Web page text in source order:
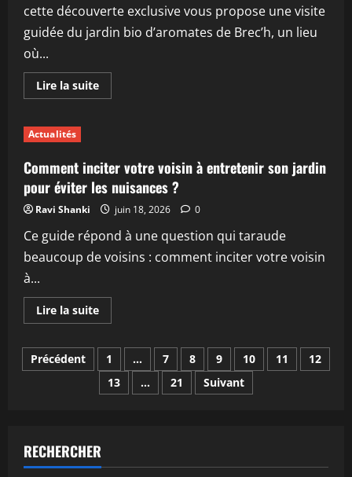
performants
et
tendance
cette découverte exclusive vous propose une visite
guidée du jardin bio d’aromates de Brec’h, un lieu
où...
Lire la suiteEn
savoir
Visite
guidée
de
son
jardin
bio
d’aromates
ce
samedi
à
Actualités
Comment inciter votre voisin à entretenir son jardin
pour éviter les nuisances ?
Ravi Shanki juin 18, 2026 0
Ce guide répond à une question qui taraude
beaucoup de voisins : comment inciter votre voisin
à...
Lire la suiteEn
savoir
Comment
inciter
votre
voisin
à
éviter
les
Pagination
Précédent 1 … 7 8 9 10 11
12
13
… 21 Suivant
RECHERCHER